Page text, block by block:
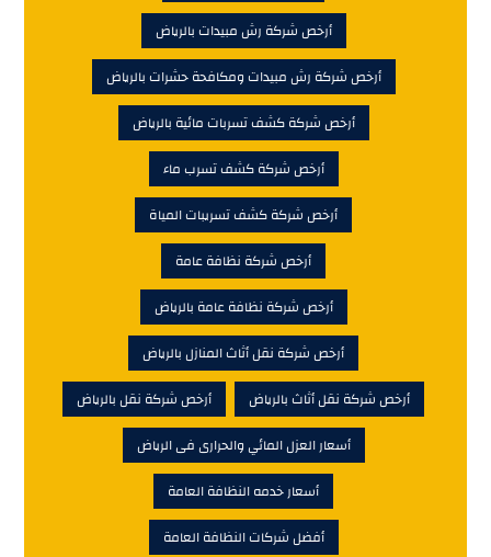
أرخص شركة رش مبيدات بالرياض
أرخص شركة رش مبيدات ومكافحة حشرات بالرياض
أرخص شركة كشف تسربات مائية بالرياض
أرخص شركة كشف تسرب ماء
أرخص شركة كشف تسريبات المياة
أرخص شركة نظافة عامة
أرخص شركة نظافة عامة بالرياض
أرخص شركة نقل أثاث المنازل بالرياض
أرخص شركة نقل أثاث بالرياض
أرخص شركة نقل بالرياض
أسعار العزل المائي والحرارى فى الرياض
أسعار خدمه النظافة العامة
أفضل شركات النظافة العامة